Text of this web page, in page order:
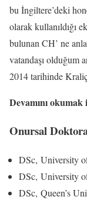
bu İngiltere’deki
olarak kullanıldığı
bulunan CH’ ne
vatandaşı olduğum
2014 tarihinde
Devamını
Onursal
DSc, University
DSc, University
DSc, Queen’s